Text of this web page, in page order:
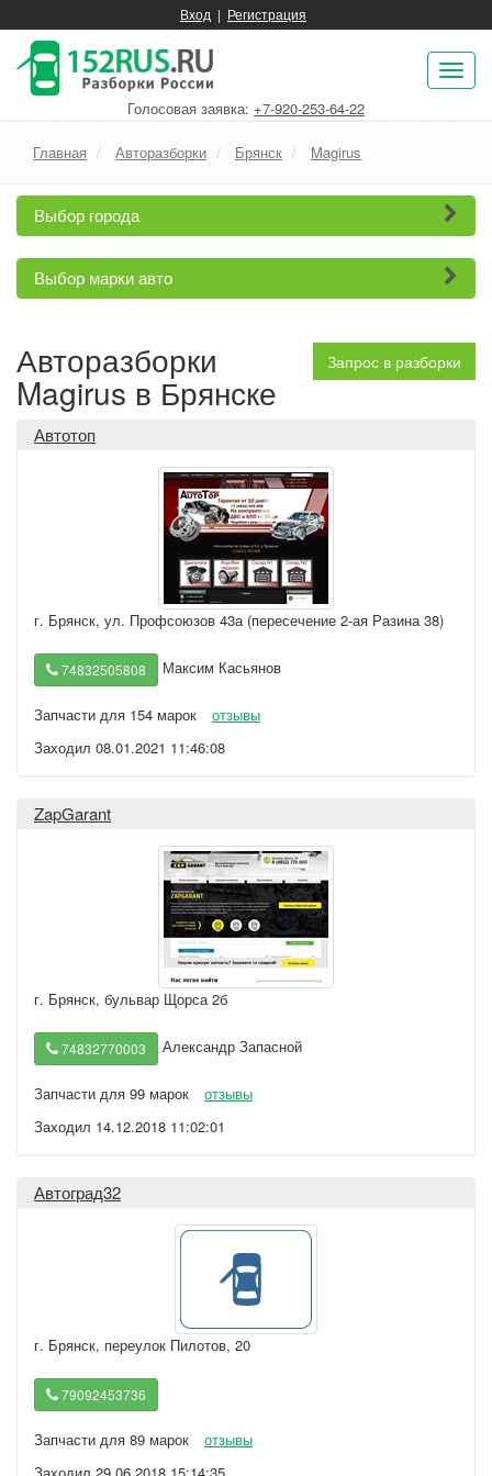
Вход | Регистрация
Голосовая заявка: +7-920-253-64-22
Главная Авторазборки Брянск Magirus
Выбор города
Выбор марки авто
Запрос в разборки
Авторазборки
Magirus в Брянске
Автотоп
г. Брянск, ул. Профсоюзов 43а (пересечение 2-ая Разина 38)
74832505808 Максим Касьянов
Запчасти для 154 марок
отзывы
Заходил 08.01.2021 11:46:08
ZapGarant
г. Брянск, бульвар Щорса 2б
74832770003 Александр Запасной
Запчасти для 99 марок
отзывы
Заходил 14.12.2018 11:02:01
Автоград32
г. Брянск, переулок Пилотов, 20
79092453736
Запчасти для 89 марок
отзывы